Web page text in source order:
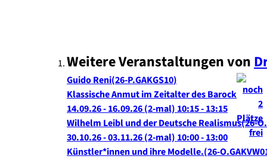
Weitere Veranstaltungen von
Guido Reni 26-P.GAKGS10
Klassische Anmut im Zeitalter des Barock
14.09.26 - 16.09.26(2-mal) 10:15- 13:15
Wilhelm Leibl und der Deutsche Realismus 26-
30.10.26 - 03.11.26(2-mal) 10:00- 13:00
Künstler*innen und ihre Modelle. 26-